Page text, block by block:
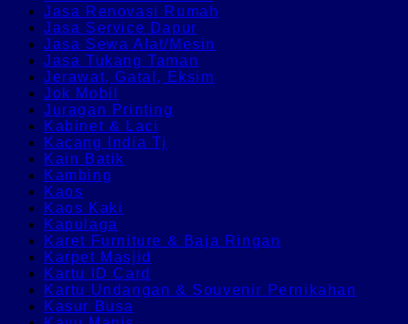
Jasa Renovasi Rumah
Jasa Service Dapur
Jasa Sewa Alat/Mesin
Jasa Tukang Taman
Jerawat, Gatal, Eksim
Jok Mobil
Juragan Printing
Kabinet & Laci
Kacang India Tj
Kain Batik
Kambing
Kaos
Kaos Kaki
Kapulaga
Karet Furniture & Baja Ringan
Karpet Masjid
Kartu ID Card
Kartu Undangan & Souvenir Pernikahan
Kasur Busa